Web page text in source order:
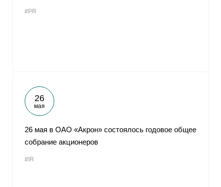
#PR
26
мая
26 мая в ОАО «Акрон» состоялось годовое общее
собрание акционеров
#IR